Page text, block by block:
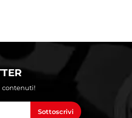
contenuti!
Sottoscrivi